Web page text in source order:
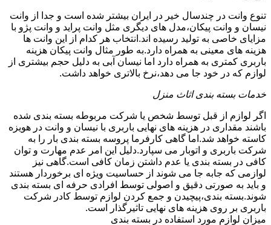
تنوع وانت در چندسال خیر در ایران بیشتر شده است و جدا از وانت
نیسان و وانت پیکان،مدل های دیگری مثل وانت پراید و وانت پژو با
مزایای خاصی به تولید رسیده اند.انتخاب هر کدام از این وانت ها
هزینه های معینی به همراه دارد.به طور مثال وانت پیکان هزینه
باربری کمتری به همراه دارد اما نیسان آبی به دلیل حجم بیشتری از
لوازم که در خود جا می دهد،نرخ بالاتری خواهد داشت.
خدمات بسته بندی اثاث منزل
اگر لوازم از قبل توسط شخص یا شرکت مربوطه بسته بندی شده
باشند مقداری در هزینه های نهایی باربری با نیسان و وانت در هویزه
کاسته خواهد شد.اما گاهی کارفرما پروسه بسته بندی بار را به
شرکت باربری و اتوبار می سپارد.دلیل این امر عدم مهارت و توان
کافی در بسته بندی یا عدم داشتن زمان کافی است.گاهی نیز
لوازمی که جابه جا می شوند از حساسیت ویژه ای برخوردار هستند
و باید به صورتی دقیق و اصولی توسط افرادی حرفه ای بسته بندی
شوند.بسته بندی،پیچیدن و جمع کردن لوازم توسط کادر شرکت
باربری بر روی هزینه های نهایی تاثیرگذار است.
میزان لوازم مورد استفاده در بسته بندی